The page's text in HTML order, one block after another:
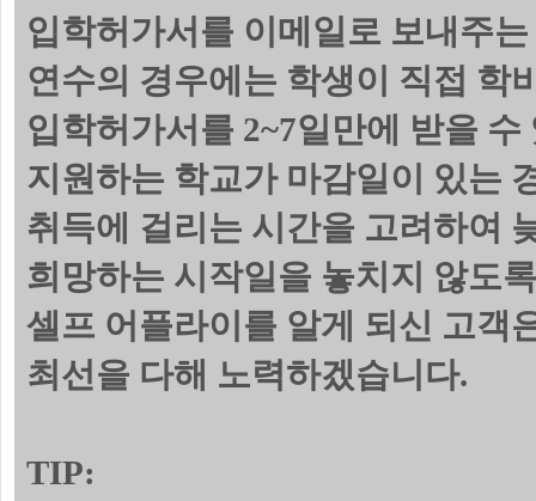
입학허가서를 이메일로 보내주
연수의 경우에는 학생이 직접 학
입학허가서를 2~7일만에 받을 수
지원하는 학교가 마감일이 있는
취득에 걸리는 시간을 고려하여
희망하는 시작일을 놓치지 않도
셀프 어플라이를 알게 되신 고객
최선을 다해 노력하겠습니다.
TIP: